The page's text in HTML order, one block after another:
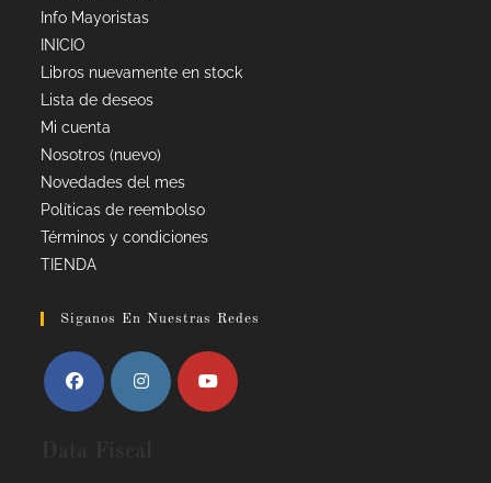
Info Mayoristas
INICIO
Libros nuevamente en stock
Lista de deseos
Mi cuenta
Nosotros (nuevo)
Novedades del mes
Políticas de reembolso
Términos y condiciones
TIENDA
Siganos En Nuestras Redes